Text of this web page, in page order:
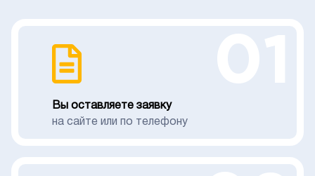
Вы оставляете заявку
на сайте или по телефону